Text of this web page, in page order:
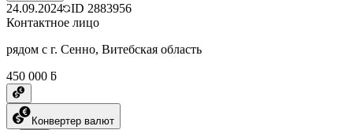
24.09.2024 ID 2883956
Контактное лицо
рядом с г. Сенно, Витебская область
450 000 ƃ
Конвертер валют